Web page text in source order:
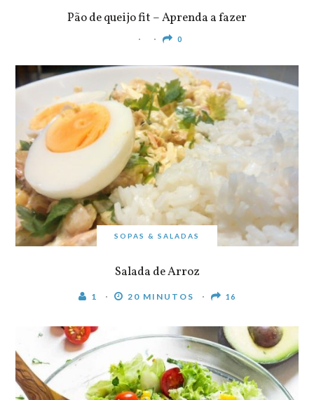
Pão de queijo fit – Aprenda a fazer
0
SOPAS & SALADAS
Salada de Arroz
1 20 MINUTOS 16